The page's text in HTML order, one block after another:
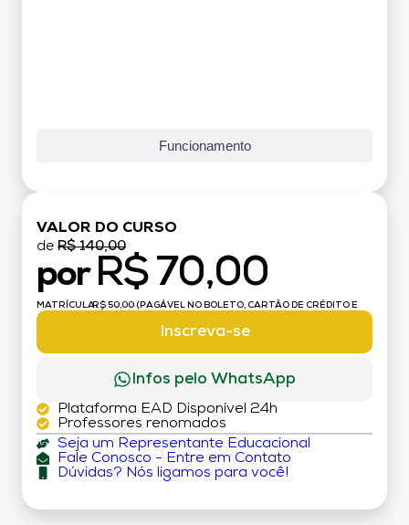
Funcionamento
VALOR DO CURSO
de R$ 140,00
por R$ 70,00
MATRÍCULA:R$ 50,00 (PAGÁVEL NO BOLETO, CARTÃO DE CRÉDITO E
Inscreva-se
Infos pelo WhatsApp
Plataforma EAD Disponível 24h
Professores renomados
Seja um Representante Educacional
Fale Conosco - Entre em Contato
Dúvidas? Nós ligamos para você!